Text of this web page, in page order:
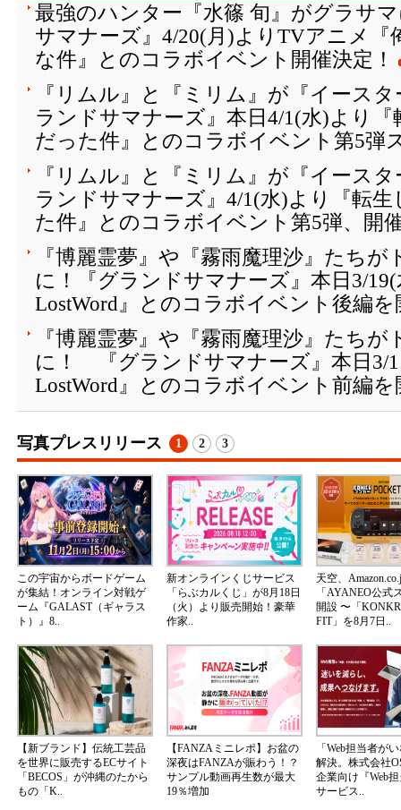
最強のハンター『水篠 旬』がグラサ
サマナーズ』4/20(月)よりTVアニメ
な件』とのコラボイベント開催決定！
『リムル』と『ミリム』が『イース
ランドサマナーズ』本日4/1(水)より
だった件』とのコラボイベント第5弾
『リムル』と『ミリム』が『イース
ランドサマナーズ』4/1(水)より『転
た件』とのコラボイベント第5弾、開
『博麗霊夢』や『霧雨魔理沙』たち
に！『グランドサマナーズ』本日3/
LostWord』とのコラボイベント後編を
『博麗霊夢』や『霧雨魔理沙』たち
に！ 『グランドサマナーズ』本日3/
LostWord』とのコラボイベント前編を
写真プレスリリース 1 2 3
この宇宙からボードゲーム
が集結！オンライン対戦ゲ
ーム『GALAST（ギャラス
ト）』8..
新オンラインくじサービス
「らぶカルくじ」が8月18日
（火）より販売開始！豪華
作家..
天空、
「AYANEO公式
開設 〜「
FIT」を8月7日..
【新ブランド】伝統工芸品
を世界に販売するECサイト
「BECOS」が沖縄のたから
もの「K..
【FANZAミニレポ】お盆の
深夜はFANZAが賑わう！？
サンプル動画再生数が最大
19％増加
「Web担当者が
解決。株式会社
企業向け『Web
サービス..